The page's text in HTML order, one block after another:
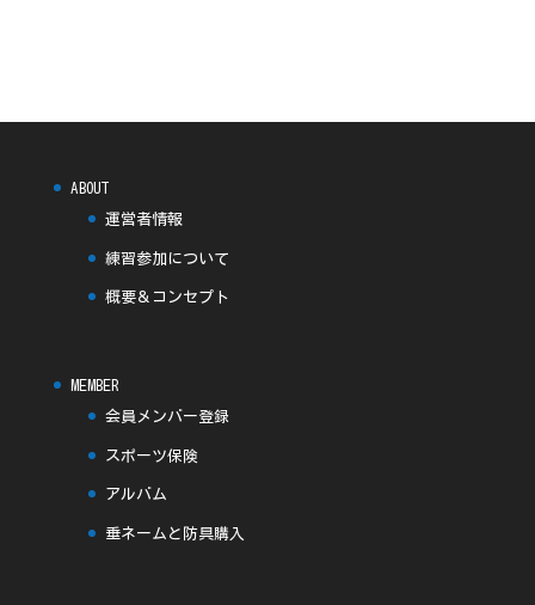
ABOUT
運営者情報
練習参加について
概要＆コンセプト
MEMBER
会員メンバー登録
スポーツ保険
アルバム
垂ネームと防具購入